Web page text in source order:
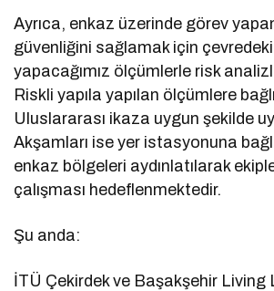
Ayrıca, enkaz üzerinde görev
güvenliğini sağlamak için
yapacağımız ölçümlerle risk
Riskli yapıla yapılan ölçümlere
Uluslararası ikaza uygun şekilde
Akşamları ise yer istasyonuna
enkaz bölgeleri aydınlatılarak
çalışması hedeflenmektedir.
Şu anda:
İTÜ Çekirdek ve Başakşehir Living